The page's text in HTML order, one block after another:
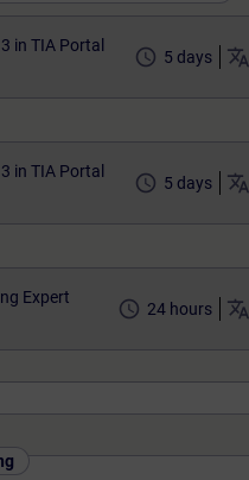
in TIA Portal
access_time 5 days translate
in TIA Portal
access_time 5 days translate
Expert
access_time 24 hours translate